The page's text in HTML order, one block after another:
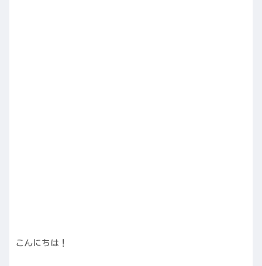
こんにちは！